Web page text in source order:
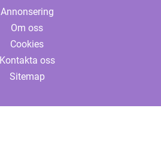
Annonsering
Om oss
Cookies
Kontakta oss
Sitemap